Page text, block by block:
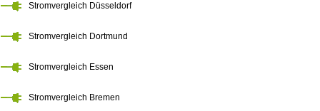
Stromvergleich Düsseldorf
Stromvergleich Dortmund
Stromvergleich Essen
Stromvergleich Bremen